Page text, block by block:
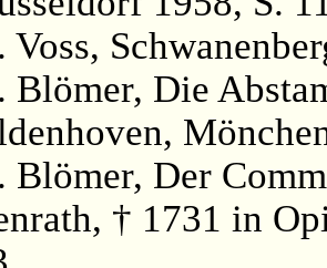
Voss,
Blömer, Die
Blömer, Der
† 1731 in